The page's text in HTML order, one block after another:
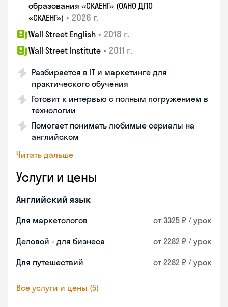
образования «СКАЕНГ» (ОАНО ДПО
«СКАЕНГ») • 2026 г.
Wall Street English • 2018 г.
Wall Street Institute • 2011 г.
Разбирается в IT и маркетинге для
практического обучения
Готовит к интервью с полным погружением в
технологии
Помогает понимать любимые сериалы на
английском
Читать дальше
Услуги и цены
Английский язык
Для маркетологов от 3325 ₽ / урок
Деловой - для бизнеса от 2282 ₽ / урок
Для путешествий от 2282 ₽ / урок
Все услуги и цены (5)